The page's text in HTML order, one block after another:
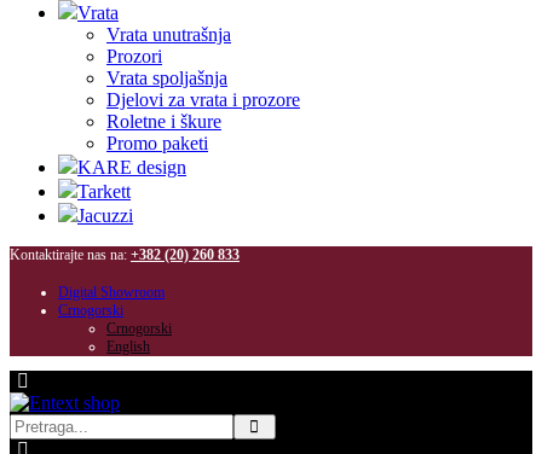
Vrata
Vrata unutrašnja
Prozori
Vrata spoljašnja
Djelovi za vrata i prozore
Roletne i škure
Promo paketi
KARE design
Tarkett
Jacuzzi
Kontaktirajte nas na: +382 (20) 260 833
Digital Showroom
Crnogorski
Crnogorski
English